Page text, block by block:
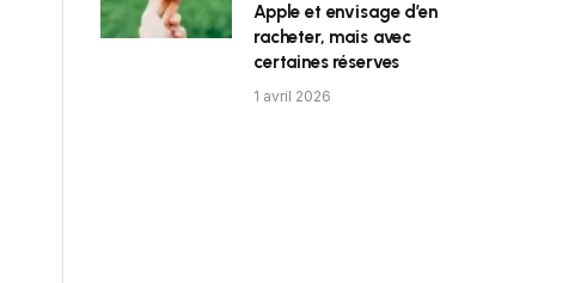
Apple et envisage d’en
racheter, mais avec
certaines réserves
1 avril 2026